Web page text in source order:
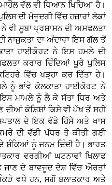
ਵੱਲ ਵੀ ਧਿਆਨ ਖਿਚਿਆ ਹੈ।
ਦੀ ਮੋਜੂਦਗੀ ਵਿੱਚ ਹਜ਼ਾਰਾਂ ਲੋਕਾਂ
ਵੀ ਸੂਬਾ ਪ੍ਰਸ਼ਾਸਨ ਦੀ ਅਸਫਲਤਾ
ਨਾਜ਼ੁਕਤਾ ਦਾ ਅੰਦਾਜ਼ਾ ਇਸ ਗੱਲ ਤੋਂ
ਹਾਈਕੋਰਟ ਨੇ ਇਸ ਹਮਲੇ ਦੀ
ਕਰਾਰ ਦਿੰਦਿਆਂ ਪੂਰੇ ਪੁਲਿਸ
ਵਿੱਚ ਖੜ੍ਹਾ ਕਰ ਦਿੱਤਾ ਹੈ।
ਨੂੰ ਭਾਂਵੇ ਕੋਲਕਾਤਾ ਹਾਈਕੋਰਟ ਨੇ
ਮਾਮਲੇ ਨੂੰ ਲੈ ਕੇ ਸੱਤਾ ਧਿਰ ਅਤੇ
ਦੀਆਂ ਕੋਸ਼ਿਸ਼ਾਂ ਕਿਸੇ ਵੀ ਪੱਖ ਤੋਂ ਸਹੀ
ਦੇ ਇਕ ਵੱਡੇ ਹਿੱਸੇ ਅਤੇ ਖਾਸ
ਦੀ ਵੱਡੀ ਪੱਧਰ ਤੇ ਕੀਤੀ ਗਈ
ਸ਼ੰਕਿਆਂ ਨੂੰ ਜਨਮ ਦਿੰਦੀ ਹੈ। ਭਾਰਤ
ਵਰਗੀਆਂ ਘਟਨਾਵਾਂ ਖਿਲਾਫ
ਜਾਣ ਦੇ ਬਾਵਜੂਦ ਦੇਸ਼ ਵਿੱਚ ਔਰਤਾਂ
ਵਧੇ ਹਨ, ਸਗੋਂ ਬਲਾਤਕਾਰ ਅਤੇ